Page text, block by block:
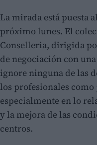
La mirada está puesta
próximo lunes. El
Conselleria, dirigida
de negociación con
ignore ninguna de las
los profesionales
especialmente en lo
y la mejora de las
centros.